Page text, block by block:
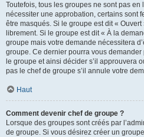
Toutefois, tous les groupes ne sont pas
nécessiter une approbation, certains sont
être masqués. Si le groupe est dit «
librement. Si le groupe est dit « À la
groupe mais votre demande nécessitera
groupe. Ce dernier pourra vous
le groupe et ainsi décider s’il approuvera
pas le chef de groupe s’il annule votre
Haut
Comment devenir chef de groupe ?
Lorsque des groupes sont créés par
de groupe. Si vous désirez créer un